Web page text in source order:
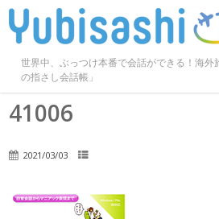
世界中、ぶっつけ本番で会話ができる！海外
の指さし会話帳」
41006
2021/03/03